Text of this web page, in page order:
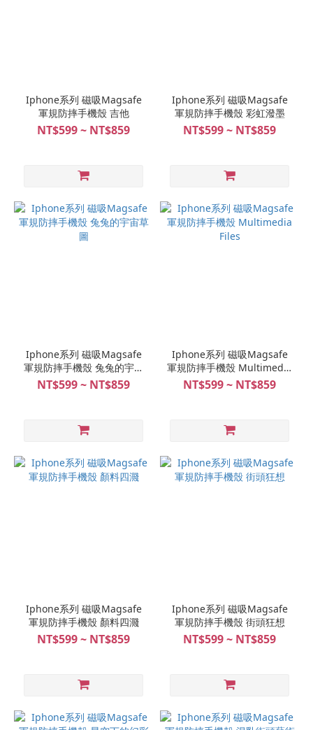
Iphone系列 磁吸Magsafe
軍規防摔手機殼 吉他
NT$599 ~ NT$859
Iphone系列 磁吸Magsafe
軍規防摔手機殼 彩虹潑墨
NT$599 ~ NT$859
Iphone系列 磁吸Magsafe
軍規防摔手機殼 兔兔的宇宙
草圖
NT$599 ~ NT$859
Iphone系列 磁吸Magsafe
軍規防摔手機殼 Multimedia
Files
NT$599 ~ NT$859
Iphone系列 磁吸Magsafe
軍規防摔手機殼 顏料四濺
NT$599 ~ NT$859
Iphone系列 磁吸Magsafe
軍規防摔手機殼 街頭狂想
NT$599 ~ NT$859